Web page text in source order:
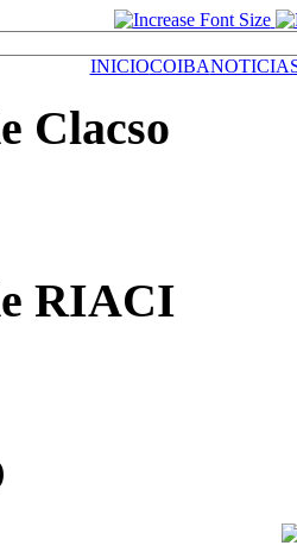
INICIOCOIBA
Clacso
RIACI